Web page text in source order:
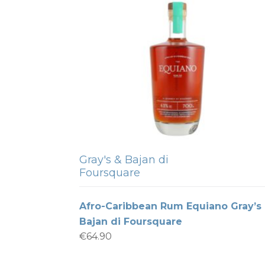
Gray's & Bajan di
Foursquare
Afro-Caribbean Rum Equiano Gray’s
Bajan di Foursquare
€64.90